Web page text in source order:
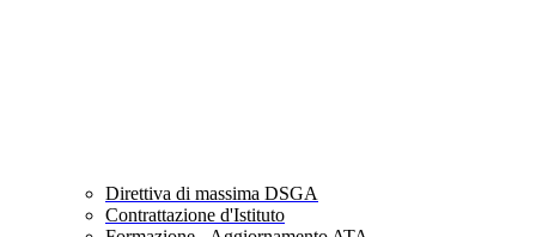
Direttiva di massima DSGA
Contrattazione d'Istituto